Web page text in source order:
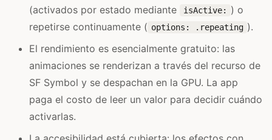
(activados por estado mediante
isActive:
) o
repetirse continuamente ( options: .repeating ).
El rendimiento es esencialmente gratuito: las
animaciones se renderizan a través del recurso de
SF Symbol y se despachan en la GPU. La app
paga el costo de leer un valor para decidir cuándo
activarlas.